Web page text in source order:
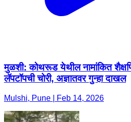
मुळशी: कोथरूड येथील नामांकित
लॅपटॉपची चोरी, अज्ञातवर गुन्हा दाखल
Mulshi, Pune | Feb 14, 2026